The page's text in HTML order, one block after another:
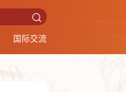
国际交流